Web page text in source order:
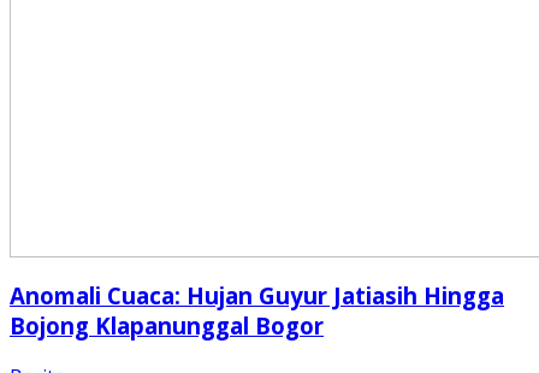
Anomali Cuaca: Hujan Guyur Jatiasih Hingga
Bojong Klapanunggal Bogor